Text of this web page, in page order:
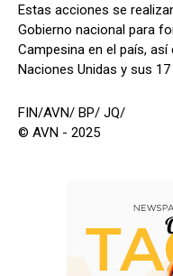
Estas acciones se
Gobierno nacional para
Campesina en el país,
Naciones Unidas y sus
FIN/AVN/ BP/ JQ/
© AVN - 2025